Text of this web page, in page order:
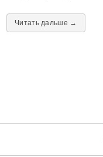
Читать дальше →